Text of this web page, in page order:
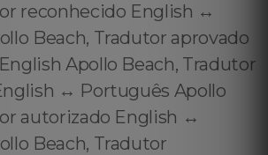
reconhecido English ↔️
Beach, Tradutor aprovado
Apollo Beach, Tradutor
↔️ Português Apollo
autorizado English ↔️
Beach, Tradutor